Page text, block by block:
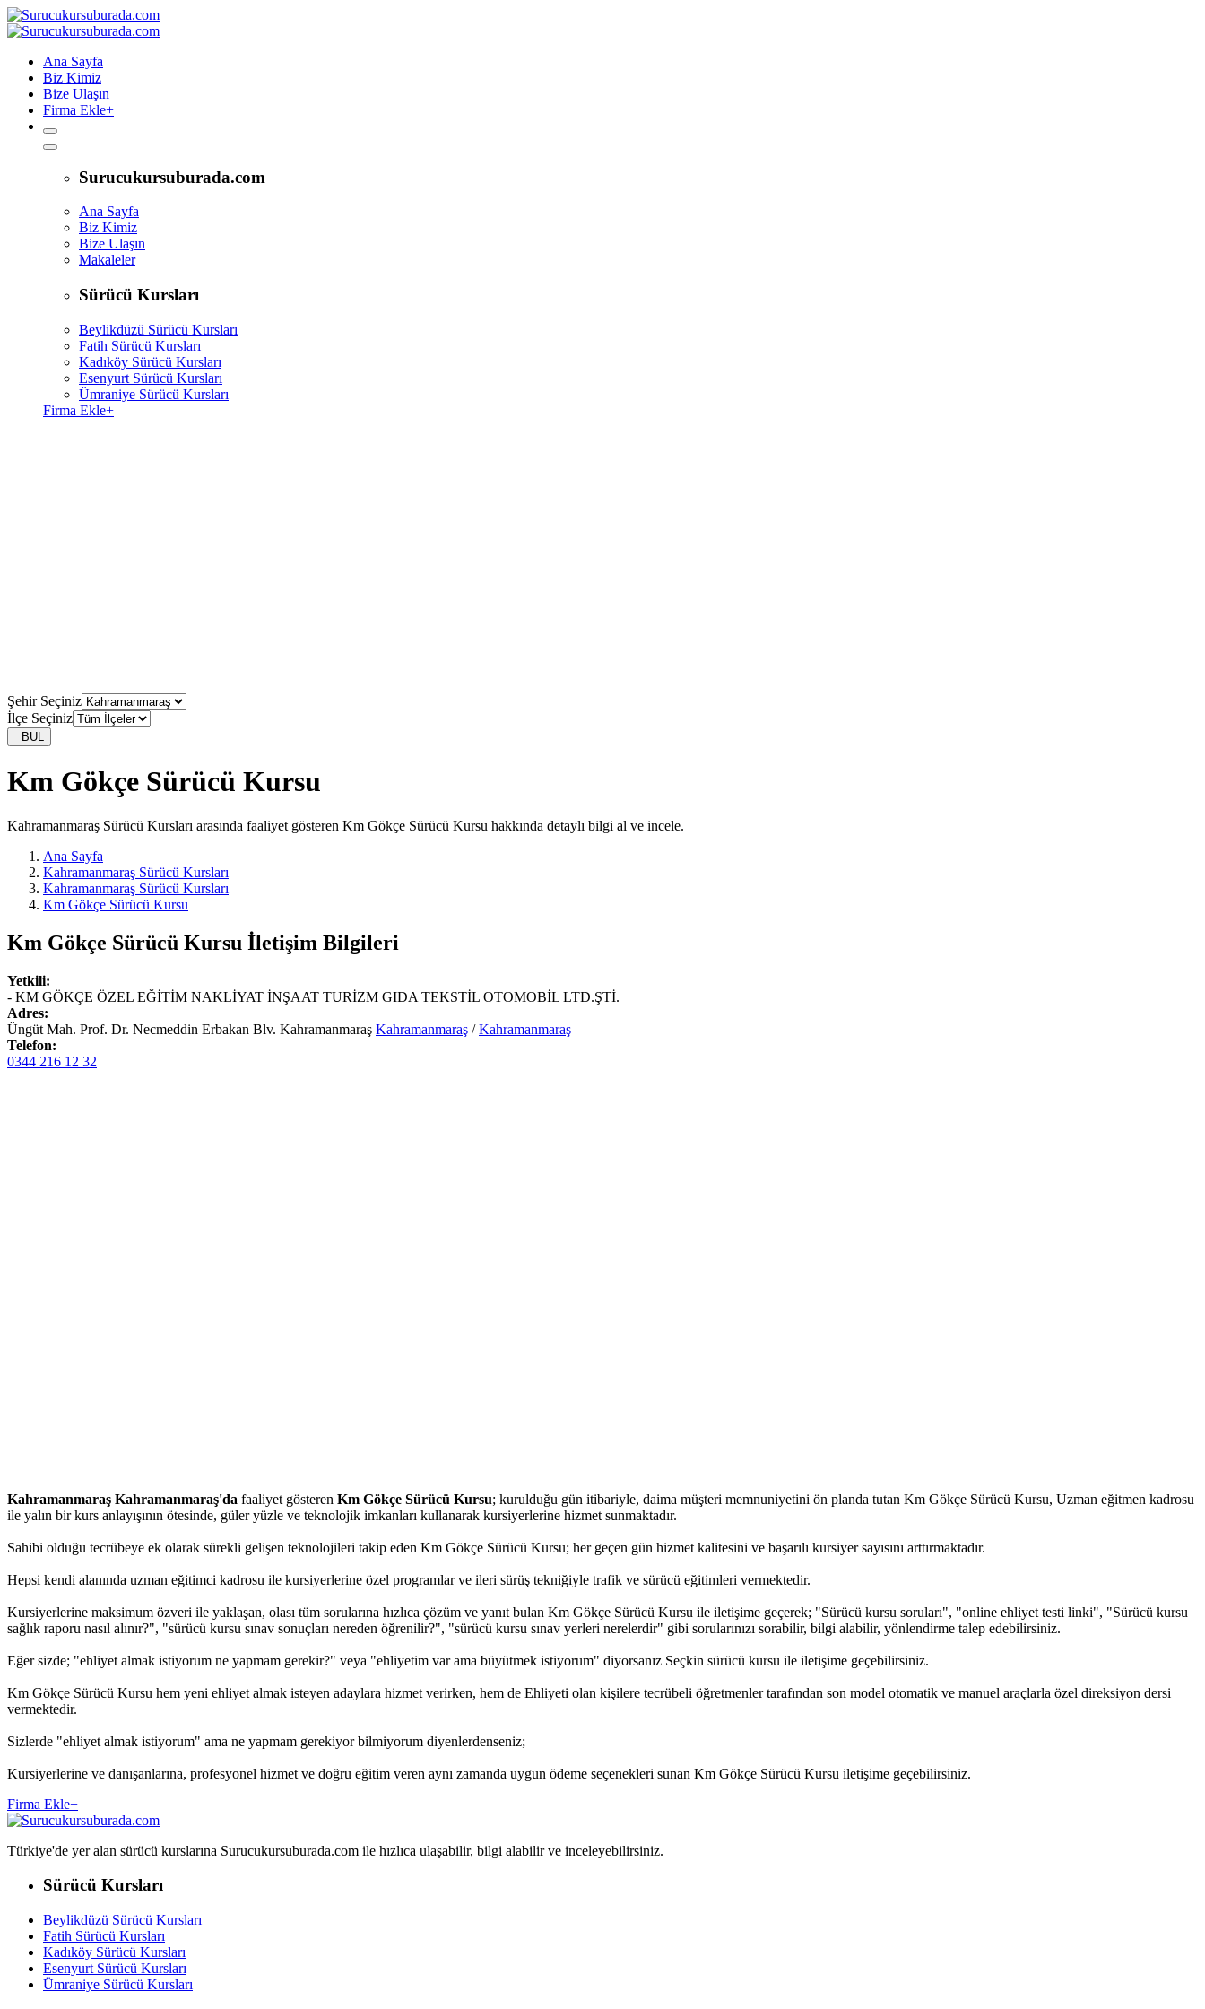
Ana Sayfa
Biz Kimiz
Bize Ulaşın
Firma Ekle+
Surucukursuburada.com
Ana Sayfa
Biz Kimiz
Bize Ulaşın
Makaleler
Sürücü Kursları
Beylikdüzü Sürücü Kursları
Fatih Sürücü Kursları
Kadıköy Sürücü Kursları
Esenyurt Sürücü Kursları
Ümraniye Sürücü Kursları
Firma Ekle+
Şehir Seçiniz
İlçe Seçiniz
BUL
Km Gökçe Sürücü Kursu
Kahramanmaraş Sürücü Kursları arasında faaliyet gösteren Km Gökçe Sürücü Kursu hakkında detaylı bilgi al ve incele.
Ana Sayfa
Kahramanmaraş Sürücü Kursları
Kahramanmaraş Sürücü Kursları
Km Gökçe Sürücü Kursu
Km Gökçe Sürücü Kursu İletişim Bilgileri
Yetkili:
- KM GÖKÇE ÖZEL EĞİTİM NAKLİYAT İNŞAAT TURİZM GIDA TEKSTİL OTOMOBİL LTD.ŞTİ.
Adres:
Üngüt Mah. Prof. Dr. Necmeddin Erbakan Blv. Kahramanmaraş Kahramanmaraş /Kahramanmaraş
Telefon:
0344 216 12 32
Kahramanmaraş Kahramanmaraş'da faaliyet gösteren Km Gökçe Sürücü Kursu; kurulduğu gün itibariyle, daima müşteri memnuniyetini ön planda tutan Km Gökçe Sürücü Kursu, Uzman eğitmen kadrosu
ile yalın bir kurs anlayışının ötesinde, güler yüzle ve teknolojik imkanları kullanarak kursiyerlerine hizmet sunmaktadır.
Sahibi olduğu tecrübeye ek olarak sürekli gelişen teknolojileri takip eden Km Gökçe Sürücü Kursu; her geçen gün hizmet kalitesini ve başarılı kursiyer sayısını arttırmaktadır.
Hepsi kendi alanında uzman eğitimci kadrosu ile kursiyerlerine özel programlar ve ileri sürüş tekniğiyle trafik ve sürücü eğitimleri vermektedir.
Kursiyerlerine maksimum özveri ile yaklaşan, olası tüm sorularına hızlıca çözüm ve yanıt bulan Km Gökçe Sürücü Kursu ile iletişime geçerek; "Sürücü kursu soruları", "online ehliyet testi linki", "Sürücü kursu
sağlık raporu nasıl alınır?", "sürücü kursu sınav sonuçları nereden öğrenilir?", "sürücü kursu sınav yerleri nerelerdir" gibi sorularınızı sorabilir, bilgi alabilir, yönlendirme talep edebilirsiniz.
Eğer sizde; "ehliyet almak istiyorum ne yapmam gerekir?" veya "ehliyetim var ama büyütmek istiyorum" diyorsanız Seçkin sürücü kursu ile iletişime geçebilirsiniz.
Km Gökçe Sürücü Kursu hem yeni ehliyet almak isteyen adaylara hizmet verirken, hem de Ehliyeti olan kişilere tecrübeli öğretmenler tarafından son model otomatik ve manuel araçlarla özel direksiyon dersi
vermektedir.
Sizlerde "ehliyet almak istiyorum" ama ne yapmam gerekiyor bilmiyorum diyenlerdenseniz;
Kursiyerlerine ve danışanlarına, profesyonel hizmet ve doğru eğitim veren aynı zamanda uygun ödeme seçenekleri sunan Km Gökçe Sürücü Kursu iletişime geçebilirsiniz.
Firma Ekle+
Türkiye'de yer alan sürücü kurslarına Surucukursuburada.com ile hızlıca ulaşabilir, bilgi alabilir ve inceleyebilirsiniz.
Sürücü Kursları
Beylikdüzü Sürücü Kursları
Fatih Sürücü Kursları
Kadıköy Sürücü Kursları
Esenyurt Sürücü Kursları
Ümraniye Sürücü Kursları